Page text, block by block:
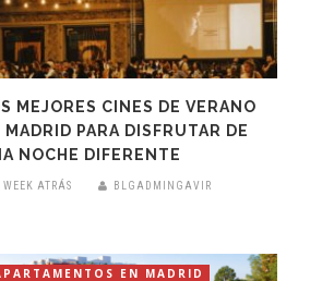
MEJORES CINES DE VERANO
MADRID PARA DISFRUTAR DE
NOCHE DIFERENTE
WEEK ATRÁS BLGADMINGAVIR
EN MADRID